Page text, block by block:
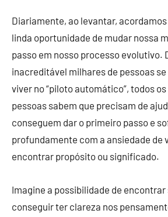
Diariamente, ao levantar,
linda oportunidade de mudar nossa
passo em nosso processo evolutivo.
inacreditável milhares de pessoas
viver no “piloto automático”, todos
pessoas sabem que precisam de
conseguem dar o primeiro passo e
profundamente com a ansiedade de
encontrar propósito ou significado.
Imagine a possibilidade de encontrar
conseguir ter clareza nos